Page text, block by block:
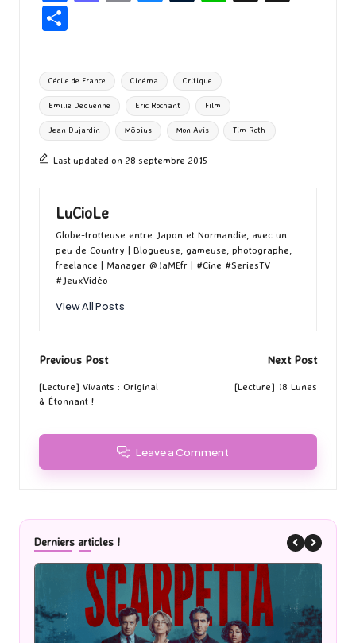
o
o
k
d
o
n
l
ky bl
r
ta
g
er
Tags:
Cécile de France Cinéma Critique
Emilie Dequenne Eric Rochant Film
Jean Dujardin Möbius Mon Avis Tim Roth
Last updated on 28 septembre 2015
LuCioLe
Globe-trotteuse entre Japon et Normandie, avec un
peu de Country | Blogueuse, gameuse, photographe,
freelance | Manager @JaMEfr | #Cine #SeriesTV
#JeuxVidéo
View All Posts
Post
navigation
Previous Post
[Lecture] Vivants : Original
& Étonnant !
Next Post
[Lecture] 18 Lunes
Leave a Comment
Derniers articles !